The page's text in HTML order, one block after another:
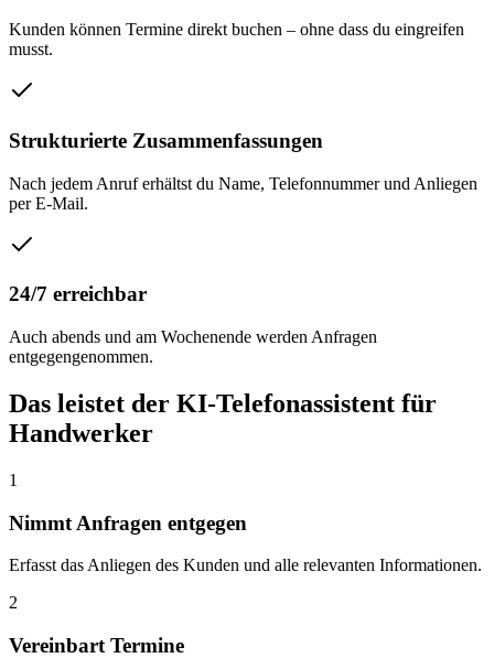
Kunden können Termine direkt buchen – ohne dass du eingreifen
musst.
Strukturierte Zusammenfassungen
Nach jedem Anruf erhältst du Name, Telefonnummer und Anliegen
per E-Mail.
24/7 erreichbar
Auch abends und am Wochenende werden Anfragen
entgegengenommen.
Das leistet der KI-Telefonassistent für
Handwerker
1
Nimmt Anfragen entgegen
Erfasst das Anliegen des Kunden und alle relevanten Informationen.
2
Vereinbart Termine